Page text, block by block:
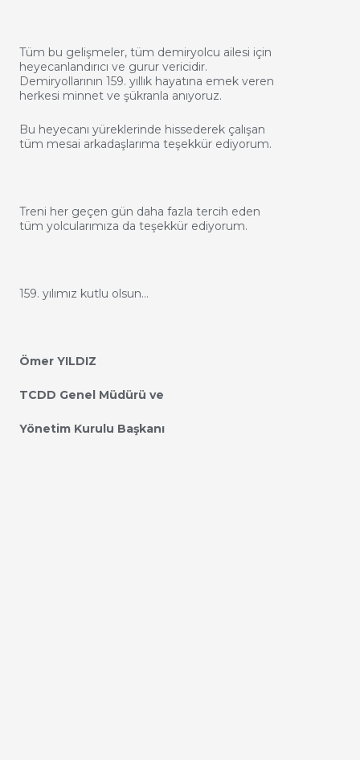
Tüm bu gelişmeler, tüm demiryolcu ailesi için
heyecanlandırıcı ve gurur vericidir.
Demiryollarının 159. yıllık hayatına emek veren
herkesi minnet ve şükranla anıyoruz.
Bu heyecanı yüreklerinde hissederek çalışan
tüm mesai arkadaşlarıma teşekkür ediyorum.
Treni her geçen gün daha fazla tercih eden
tüm yolcularımıza da teşekkür ediyorum.
159. yılımız kutlu olsun…
Ömer YILDIZ
TCDD Genel Müdürü ve
Yönetim Kurulu Başkanı